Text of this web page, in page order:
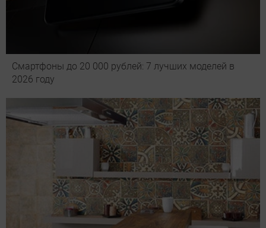
Смартфоны до 20 000 рублей: 7 лучших моделей в
2026 году